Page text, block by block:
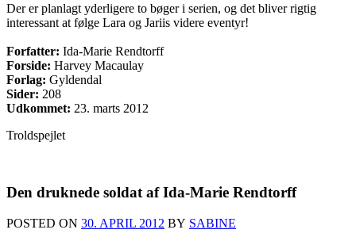
Der er planlagt yderligere to bøger i serien, og det bliver rigtig
interessant at følge Lara og Jariis videre eventyr!
Forfatter: Ida-Marie Rendtorff
Forside: Harvey Macaulay
Forlag: Gyldendal
Sider: 208
Udkommet: 23. marts 2012
Troldspejlet
Den druknede soldat af Ida-Marie Rendtorff
POSTED ON 30. APRIL 2012 BY SABINE